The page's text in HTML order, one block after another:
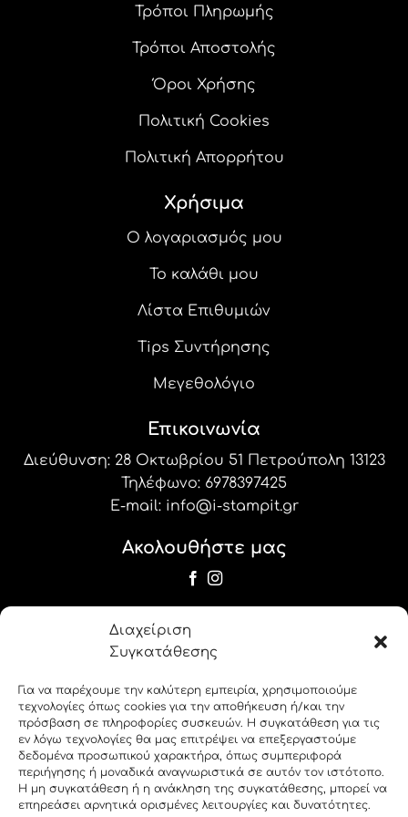
Διαχείριση
Συγκατάθεσης
Για να παρέχουμε την καλύτερη εμπειρία, χρησιμοποιούμε
τεχνολογίες όπως cookies για την αποθήκευση ή/και την
πρόσβαση σε πληροφορίες συσκευών. Η συγκατάθεση για τις
εν λόγω τεχνολογίες θα μας επιτρέψει να επεξεργαστούμε
δεδομένα προσωπικού χαρακτήρα, όπως συμπεριφορά
περιήγησης ή μοναδικά αναγνωριστικά σε αυτόν τον ιστότοπο.
Η μη συγκατάθεση ή η ανάκληση της συγκατάθεσης, μπορεί να
επηρεάσει αρνητικά ορισμένες λειτουργίες και δυνατότητες.
Τρόποι Πληρωμής
Τρόποι Αποστολής
Όροι Χρήσης
Πολιτική Cookies
Πολιτική Απορρήτου
Χρήσιμα
Ο λογαριασμός μου
Το καλάθι μου
Λίστα Επιθυμιών
Tips Συντήρησης
Μεγεθολόγιο
Επικοινωνία
Διεύθυνση: 28 Οκτωβρίου 51 Πετρούπολη 13123
Τηλέφωνο: 6978397425
E-mail: info@i-stampit.gr
Ακολουθήστε μας
Εγγραφείτε στο newsletter μας για να
label_19
label_20